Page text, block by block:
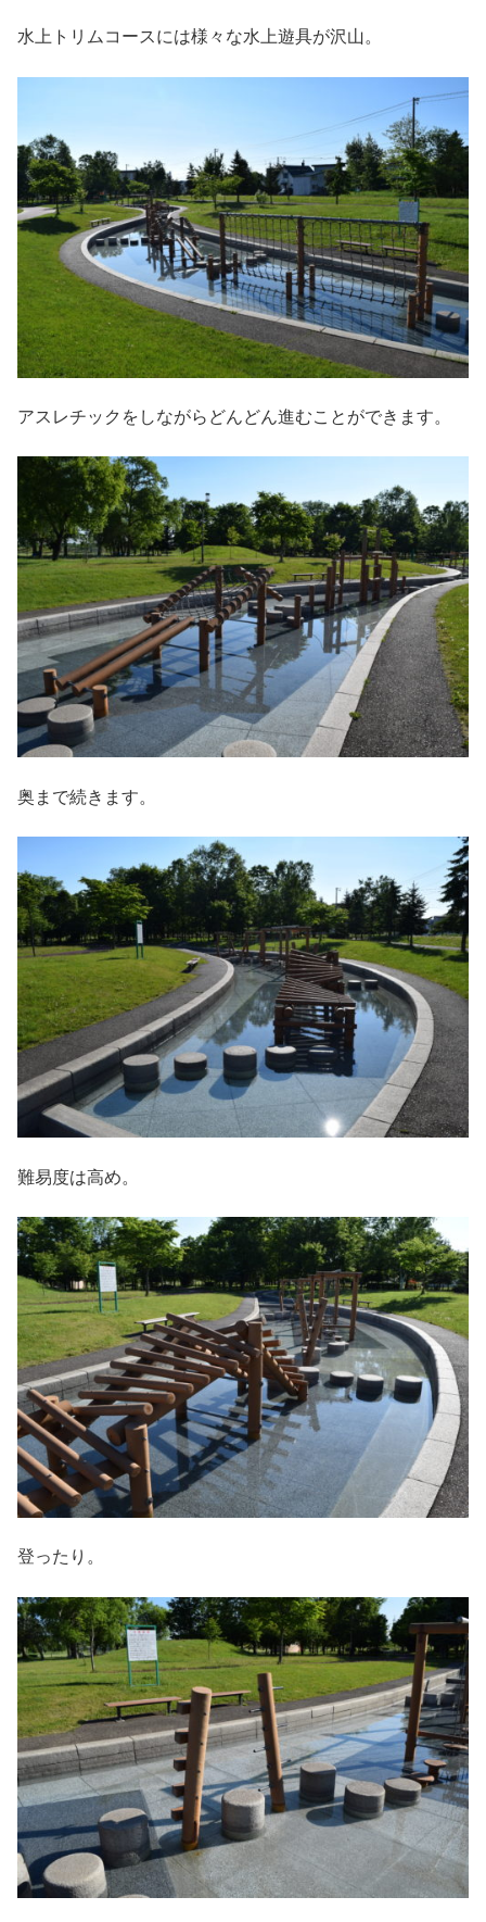
水上トリムコースには様々な水上遊具が沢山。
アスレチックをしながらどんどん進むことができます。
奥まで続きます。
難易度は高め。
登ったり。